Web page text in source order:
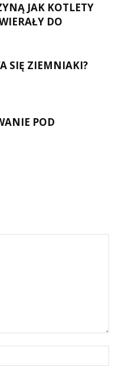
JAK KOTLETY
DO
SIĘ ZIEMNIAKI?
POD